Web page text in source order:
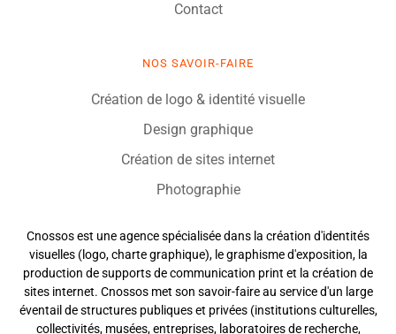
Contact
NOS SAVOIR-FAIRE
Création de logo & identité visuelle
Design graphique
Création de sites internet
Photographie
Cnossos est une agence spécialisée dans la création d'identités
visuelles (logo, charte graphique), le graphisme d'exposition, la
production de supports de communication print et la création de
sites internet. Cnossos met son savoir-faire au service d'un large
éventail de structures publiques et privées (institutions culturelles,
collectivités, musées, entreprises, laboratoires de recherche,